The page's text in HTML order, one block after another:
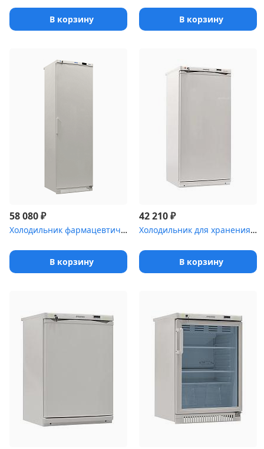
В корзину В корзину
58 080₽
Холодильник фармацевтический Pozis ХФ-400-2 с металлической дверь...
В корзину
42 210₽
Холодильник для хранения крови POZIS ХК-250-2
В корзину